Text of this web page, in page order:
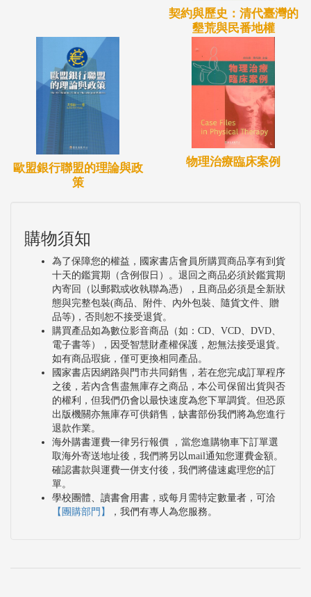
啟蒙的思想脈絡，以及《東方雜誌》與《新青年》雜
誌如何看待歐戰。作者探索的問題是，在什麼意義上
「歐戰」帶給了中國啟蒙衝擊？以及這種衝擊的性質
是什麼？
序
關於近代中國啟蒙運動的研究，有價值的論文為數不
少；但是以專書形式出現的則不是太多。為君兄這部
論著《啟蒙、理性與現代性：近代中國啟蒙運動，
1895-1925》，是近年來探索此一問題的重要專書。
《啟蒙、理性與現代性》一書由兩個部分所組成，每
個部分各有三章：第一部分主要討論啟蒙運動的一般
問題，特別集中在啟蒙、理性與現代性等三大議題；
第二部分為經驗研究，重心乃討論新文化運動早期啟
蒙思想的發展及其涵義。作者在〈自序〉中指出，本
書是對近代中國啟蒙運動的回顧，其心境既不是紀念
的、更不是古玩式的，而是在批判中進行對時代的反
契約與歷史：清代臺灣的
墾荒與民番地權
歐盟銀行聯盟的理論與政
策
物理治療臨床案例
購物須知
為了保障您的權益，國家書店會員所購買商品享有到貨
十天的鑑賞期（含例假日）。退回之商品必須於鑑賞期
內寄回（以郵戳或收執聯為憑），且商品必須是全新狀
態與完整包裝(商品、附件、內外包裝、隨貨文件、贈
品等)，否則恕不接受退貨。
購買產品如為數位影音商品（如：CD、VCD、DVD、
電子書等），因受智慧財產權保護，恕無法接受退貨。
如有商品瑕疵，僅可更換相同產品。
國家書店因網路與門市共同銷售，若在您完成訂單程序
之後，若內含售盡無庫存之商品，本公司保留出貨與否
的權利，但我們仍會以最快速度為您下單調貨。但恐原
出版機關亦無庫存可供銷售，缺書部份我們將為您進行
退款作業。
海外購書運費一律另行報價 ，當您進購物車下訂單選
取海外寄送地址後，我們將另以mail通知您運費金額。
確認書款與運費一併支付後，我們將儘速處理您的訂
單。
學校團體、讀書會用書，或每月需特定數量者，可洽
【團購部門】
，我們有專人為您服務。